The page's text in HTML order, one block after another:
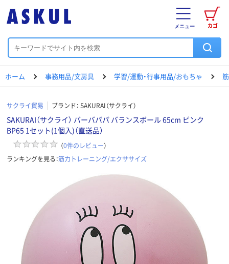
カゴ
メニュー
ホーム 事務用品/文房具 学習/運動・行事用品/おもちゃ
サクライ貿易 ブランド： SAKURAI（サクライ）
SAKURAI（サクライ） バーバパパ バランスボール 65cm ピンク
BP65 1セット(1個入)（直送品）
（0件のレビュー）
ランキングを見る：筋力トレーニング/エクササイズ